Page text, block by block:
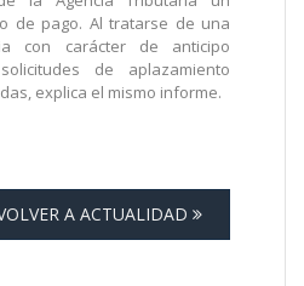
de pago. Al tratarse de una
con carácter de anticipo
de aplazamiento
explica el mismo informe.
A ACTUALIDAD